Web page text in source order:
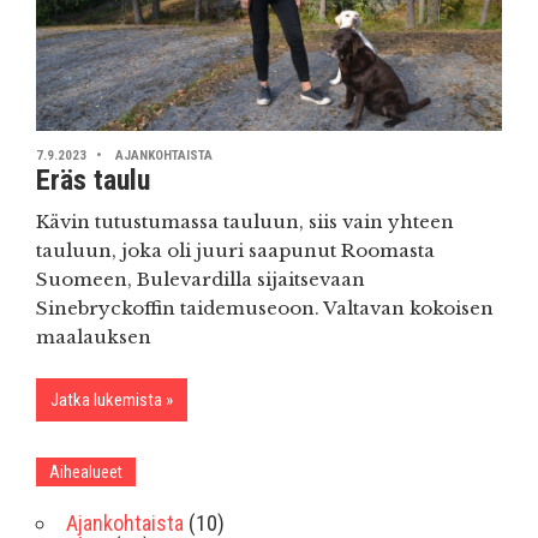
7.9.2023 AJANKOHTAISTA
Eräs taulu
Kävin tutustumassa tauluun, siis vain yhteen
tauluun, joka oli juuri saapunut Roomasta
Suomeen, Bulevardilla sijaitsevaan
Sinebryckoffin taidemuseoon. Valtavan kokoisen
maalauksen
Jatka lukemista
Aihealueet
Ajankohtaista (10)